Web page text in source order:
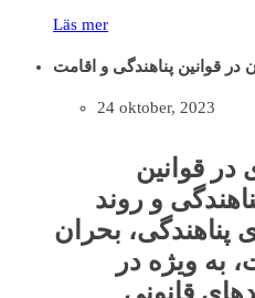
Läs mer
در قوانین پناهندگی و اقامت
24 oktober, 2023
در قوانین
و روند
بحران
به ویژه در